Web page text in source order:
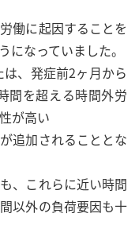
働に起因することを
になっていました。
、発症前2ヶ月から
間を超える時間外労
が高い
追加されることとな
、これらに近い時間
以外の負荷要因も十